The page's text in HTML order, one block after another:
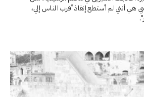
هي أنني لم أستطع إنقاذ أقرب الناس إلي،